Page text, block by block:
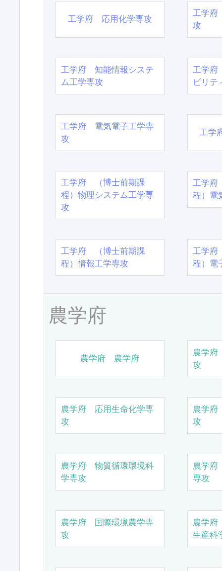
工学府 応用化学専攻
工学府
攻
工学府 知能情報システ
ム工学専攻
工学府
ビリテ
工学府 電気電子工学専
攻
工学
工学府 （博士前期課
程）物理システム工学専
攻
工学
程）電
工学府 （博士前期課
程）情報工学専攻
工学
程）電
農学府
農学府 農学府
農学
攻
農学府 応用生命化学専
攻
農学
攻
農学府 物質循環環境科
学専攻
農学
専攻
農学府 国際環境農学専
攻
農学
生産科